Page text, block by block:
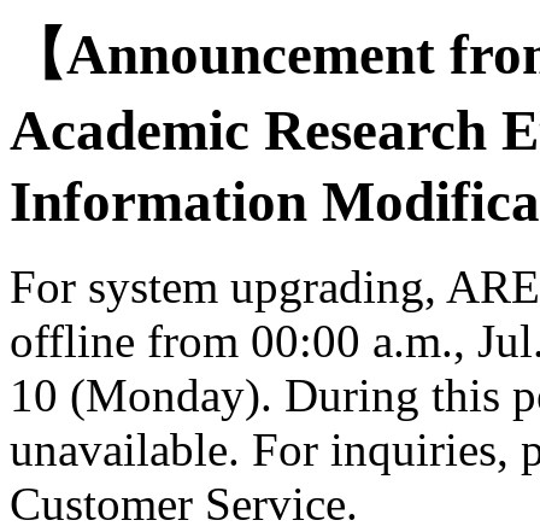
【Announcement
Academic Research
Information
For system upgrading,
offline from 00:00 a.m.,
10 (Monday). During this
unavailable. For inquiries,
Customer Service.